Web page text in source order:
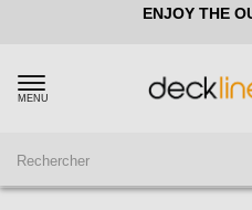
ENJOY THE
MENU